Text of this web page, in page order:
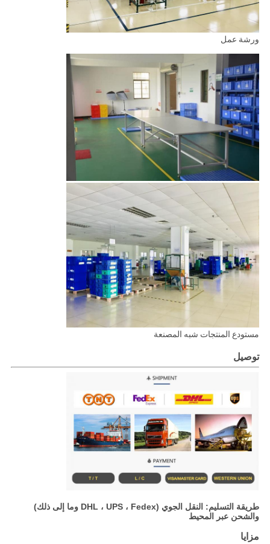
ورشة عمل
مستودع المنتجات شبه المصنعة
توصيل
طريقة التسليم: النقل الجوي (DHL ، UPS ، Fedex وما إلى ذلك)
والشحن عبر المحيط
مزايا